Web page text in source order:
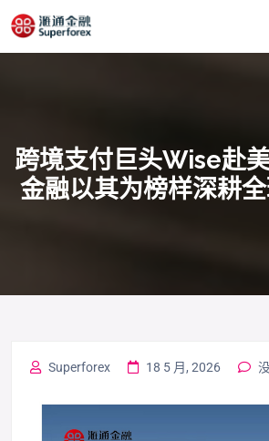
跨境支付巨头Wise赴
金融以其为榜样深耕
Superforex 18 5 月, 2026